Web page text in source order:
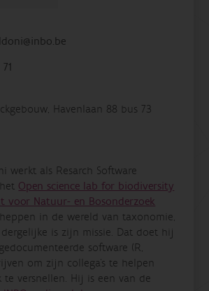
Havenlaan 88 bus 73
werkt als Resarch Software
Open science lab for biodiversity
voor Natuur- en Bosonderzoek
in de wereld van taxonomie,
is zijn missie. Dat doet hij
gedocumenteerde software (R,
om zijn collega's te helpen
te versnellen. Hij is een van de